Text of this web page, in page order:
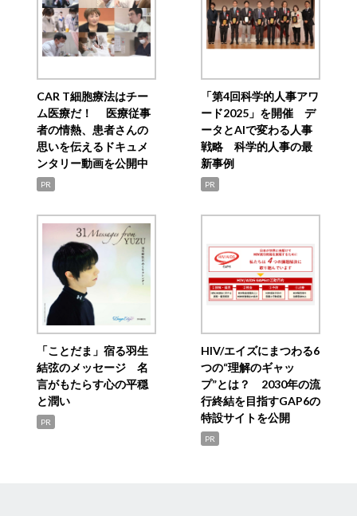
CAR T細胞療法はチー
ム医療だ！ 医療従事
者の情熱、患者さんの
思いを伝えるドキュメ
ンタリー動画を公開中
PR
「第4回科学的人事アワ
ード2025」を開催 デ
ータとAIで変わる人事
戦略 科学的人事の最
新事例
PR
「ことだま」宿る羽生
結弦のメッセージ 名
言がもたらす心の平穏
と潤い
PR
HIV/エイズにまつわる6
つの“理解のギャッ
プ”とは？ 2030年の流
行終結を目指すGAP6の
特設サイトを公開
PR